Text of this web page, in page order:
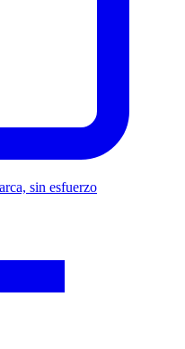
sin esfuerzo